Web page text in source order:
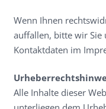
Wenn Ihnen
auffallen, bitte wir Sie
Kontaktdaten im
Alle Inhalte dieser